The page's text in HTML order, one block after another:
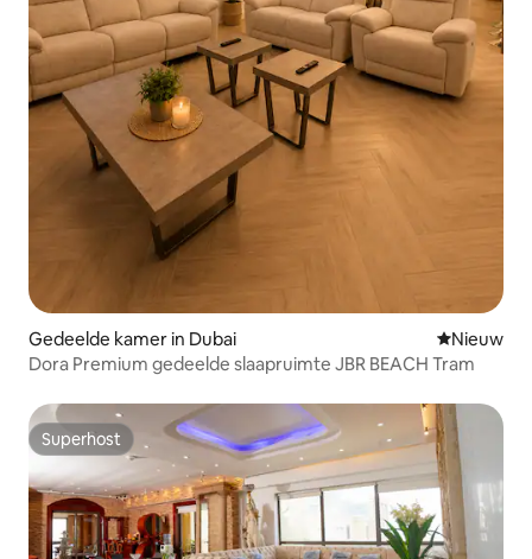
Gedeelde kamer in Dubai Nieuwe
Nieuw
Dora Premium gedeelde slaapruimte JBR BEACH Tram
Superhost
Superhost